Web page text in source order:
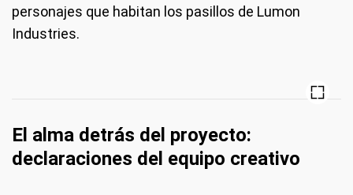
personajes que habitan los pasillos de Lumon
Industries.
El alma detrás del proyecto:
declaraciones del equipo creativo